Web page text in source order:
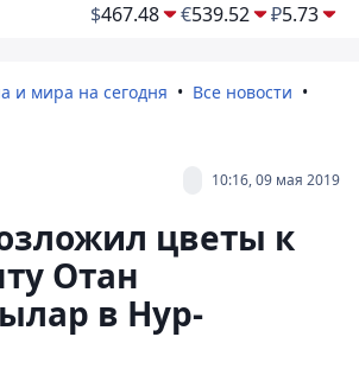
$467.48 €539.52 ₽5.73
и мира на сегодня
Все новости
10:16, 09 мая 2019
цветы к
Отан
в Нур-